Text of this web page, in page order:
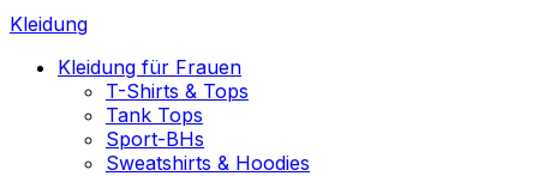
Kleidung
Kleidung für Frauen
T-Shirts & Tops
Tank Tops
Sport-BHs
Sweatshirts & Hoodies